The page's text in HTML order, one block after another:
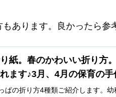
あります。良かったら参
紙。春のかわいい折り方
ます♪3月、4月の保育の手
ぱの折り方4種類ご紹介します。